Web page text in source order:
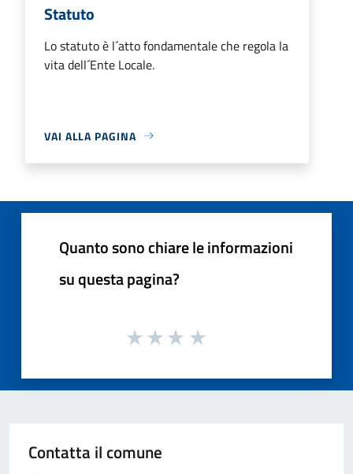
Statuto
Lo statuto è l´atto fondamentale che regola la
vita dell´Ente Locale.
VAI ALLA PAGINA
Quanto sono chiare le informazioni
su questa pagina?
Contatta il comune